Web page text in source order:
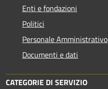
Enti e fondazioni
Politici
Personale Amministrativo
Documenti e dati
CATEGORIE DI SERVIZIO